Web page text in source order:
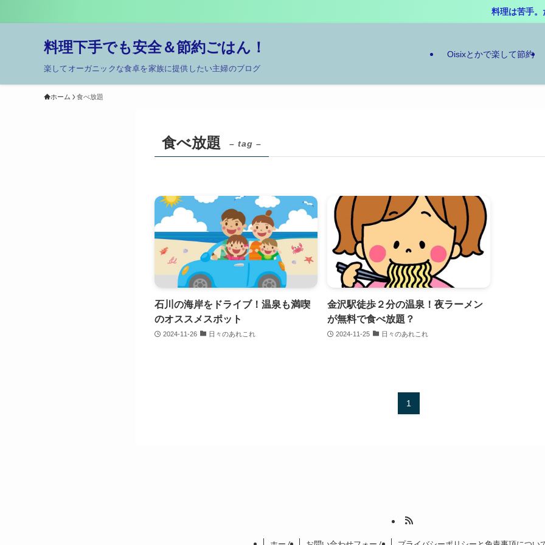
料理は苦手。だ
料理下手でも安全＆節約ごはん！
楽してオーガニックな食卓を家族に提供したい主婦のブログ
Oisixとかで楽して節約
ホーム 食べ放題
食べ放題 – tag –
石川の海岸をドライブ！温泉も満喫
のオススメスポット
2024-11-26 日々のあれこれ
金沢駅徒歩２分の温泉！夜ラーメン
が無料で食べ放題？
2024-11-25 日々のあれこれ
1